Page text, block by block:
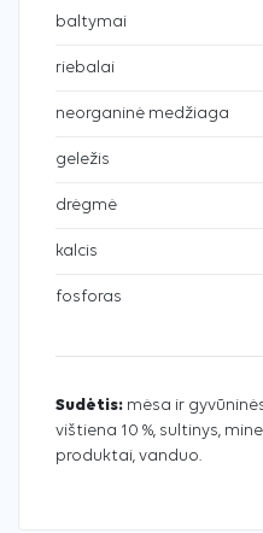
baltymai
riebalai
neorganinė medžiaga
geležis
drėgmė
kalcis
fosforas
Sudėtis: mėsa ir
vištiena 10 %, sultinys,
produktai, vanduo.